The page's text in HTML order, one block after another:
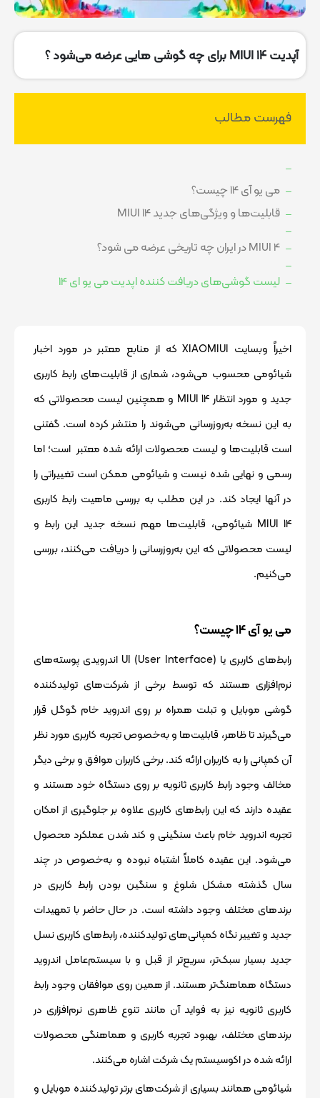
آپدیت 14 MIUI برای چه گوشی هایی عرضه می‌شود ؟
فهرست مطالب
می یو آی 14 چیست؟
قابلیت‌ها و ویژگی‌های جدید MIUI 14
4 MIUI در ایران چه تاریخی عرضه می شود؟
لیست گوشی‌های دریافت کننده اپدیت می یو ای 14
اخیراً وبسایت XIAOMIUI که از منابع معتبر در مورد اخبار
شیائومی محسوب می‌شود، شماری از قابلیت‌های رابط کاربری
جدید و مورد انتظار MIUI 14 و همچنین لیست محصولاتی که
به این نسخه به‌روزرسانی می‌شوند را منتشر کرده است. گفتنی
است قابلیت‌‌ها و لیست محصولات ارائه شده معتبر است؛ اما
رسمی و نهایی شده نیست و شیائومی ممکن است تغییراتی را
در آنها ایجاد کند. در این مطلب به بررسی ماهیت رابط کاربری
MIUI 14 شیائومی، قابلیت‌ها مهم نسخه جدید این رابط و
لیست محصولاتی که این به‌روزرسانی را دریافت می‌کنند، بررسی
می‌کنیم.
می یو آی 14 چیست؟
رابط‌های کاربری یا UI (User Interface) اندرویدی پوسته‌های
نرم‌افزاری هستند که توسط برخی از شرکت‌های تولیدکننده
گوشی موبایل و تبلت همراه بر روی اندروید خام گوگل قرار
می‌گیرند تا ظاهر، قابلیت‌ها و به‌خصوص تجربه کاربری مورد نظر
آن کمپانی را به کاربران ارائه کند. برخی کاربران موافق و برخی دیگر
مخالف وجود رابط کاربری ثانویه بر روی دستگاه خود هستند و
عقیده دارند که این رابط‌های کاربری علاوه بر جلوگیری از امکان
تجربه اندروید خام باعث سنگینی و کند شدن عملکرد محصول
می‌شود. این عقیده کاملاً اشتباه نبوده و به‌خصوص در چند
سال گذشته مشکل شلوغ و سنگین بودن رابط کاربری در
برندهای مختلف وجود داشته است. در حال حاضر با تمهیدات
جدید و تغییر نگاه کمپانی‌های تولیدکننده، رابط‌های کاربری نسل
جدید بسیار سبک‌تر، سریع‌تر از قبل و با سیستم‌عامل اندروید
دستگاه هماهنگ‌تر هستند. از همین روی موافقان وجود رابط
کاربری ثانویه نیز به فواید آن مانند تنوع ظاهری نرم‌افزاری در
برندهای مختلف، بهبود تجربه کاربری و هماهنگی محصولات
ارائه شده در اکوسیستم یک شرکت اشاره می‌کنند.
شیائومی همانند بسیاری از شرکت‌‌های برتر تولیدکننده موبایل و